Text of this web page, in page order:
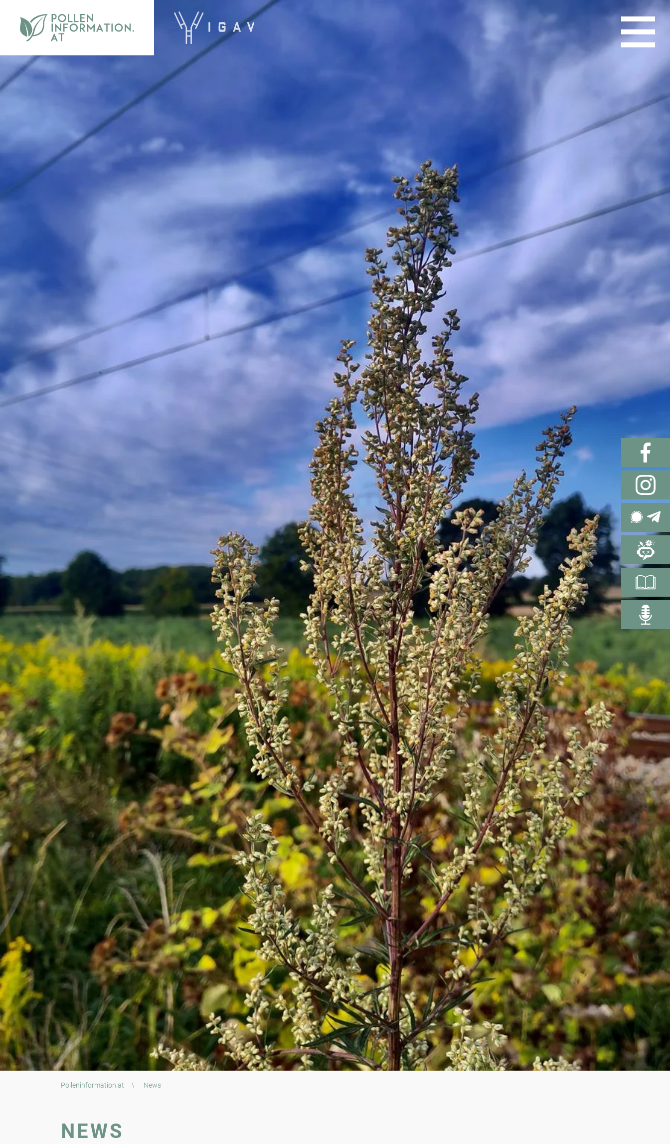
Polleninformation.at \ News
NEWS